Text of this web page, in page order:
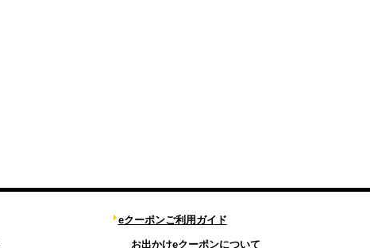
eクーポンご利用ガイド
お出かけeクーポンについて